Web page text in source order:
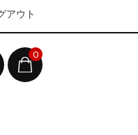
0
アウト